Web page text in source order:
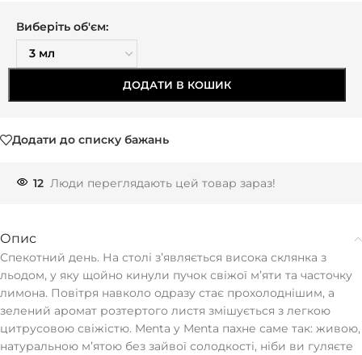
Виберіть об'єм:
ДОДАТИ В КОШИК
Додати до списку бажань
12 Люди переглядають цей товар зараз!
Опис
Спекотний день. На столі зʼявляється висока склянка з
льодом, у яку щойно кинули пучок свіжої мʼяти та часточку
лимона. Повітря навколо одразу стає прохолоднішим, а
зелений аромат розтертого листя змішується з легкою
цитрусовою свіжістю. Menta y Menta пахне саме так: живою,
натуральною мʼятою без зайвої солодкості, ніби ви гуляєте